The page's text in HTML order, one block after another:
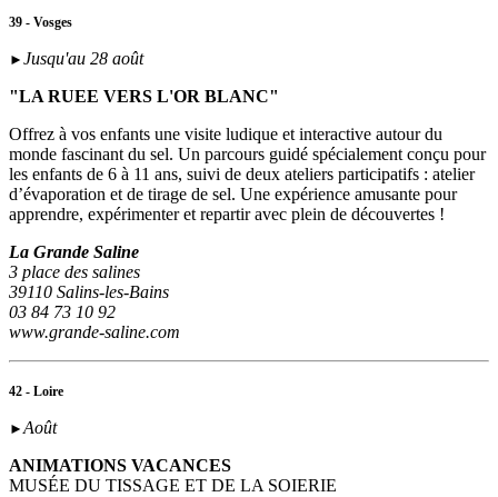
39 - Vosges
► Jusqu'au 28 août
"LA RUEE VERS L'OR BLANC"
Offrez à vos enfants une visite ludique et interactive autour du
monde fascinant du sel. Un parcours guidé spécialement conçu pour
les enfants de 6 à 11 ans, suivi de deux ateliers participatifs : atelier
d’évaporation et de tirage de sel. Une expérience amusante pour
apprendre, expérimenter et repartir avec plein de découvertes !
La Grande Saline
3 place des salines
39110 Salins-les-Bains
03 84 73 10 92
www.grande-saline.com
42 - Loire
►Août
ANIMATIONS VACANCES
MUSÉE DU TISSAGE ET DE LA SOIERIE